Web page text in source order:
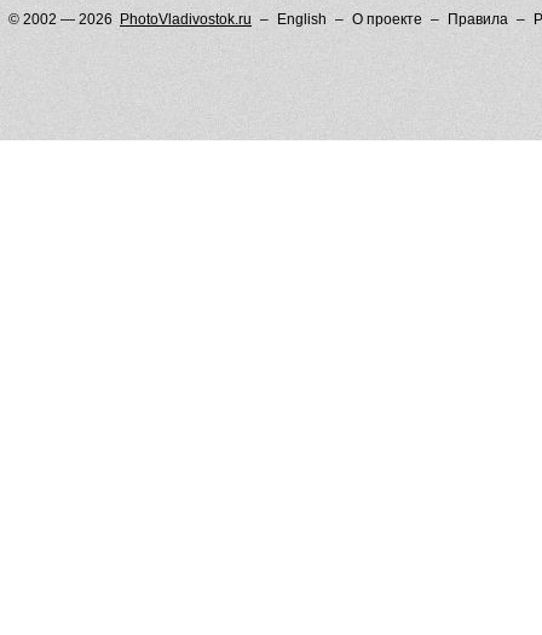
© 2002 — 2026 PhotoVladivostok.ru English О проекте Правила